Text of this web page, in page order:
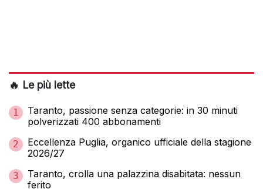
🔥 Le più lette
1
Taranto, passione senza categorie: in 30 minuti
polverizzati 400 abbonamenti
2
Eccellenza Puglia, organico ufficiale della stagione
2026/27
3
Taranto, crolla una palazzina disabitata: nessun
ferito